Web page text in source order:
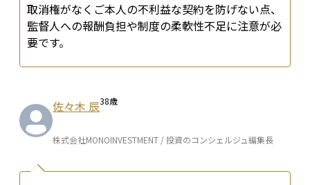
取消権がなくご本人の不利益な契約を防げない点、
監督人への報酬負担や制度の柔軟性不足に注意が必
要です。
佐々木 辰38歳
株式会社MONOINVESTMENT / 投資のコンシェルジュ編集長